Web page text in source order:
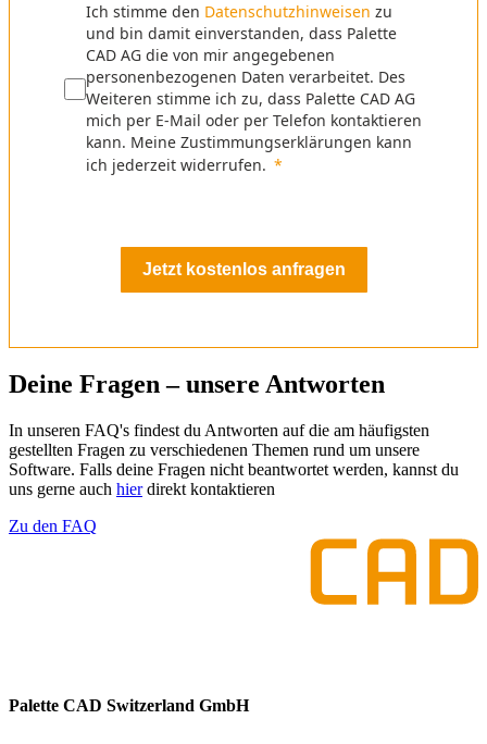
Ich stimme den Datenschutzhinweisen zu
und bin damit einverstanden, dass Palette
CAD AG die von mir angegebenen
personenbezogenen Daten verarbeitet. Des
Weiteren stimme ich zu, dass Palette CAD AG
mich per E-Mail oder per Telefon kontaktieren
kann. Meine Zustimmungserklärungen kann
ich jederzeit widerrufen.
Jetzt kostenlos anfragen
Deine Fragen – unsere Antworten
In unseren FAQ's findest du Antworten auf die am häufigsten
gestellten Fragen zu verschiedenen Themen rund um unsere
Software. Falls deine Fragen nicht beantwortet werden, kannst du
uns gerne auch hierdirekt kontaktieren
Zu den FAQ
Palette CAD Switzerland GmbH